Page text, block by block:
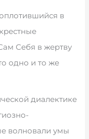
в
Себя в жертву
одно и то же
диалектике
волновали умы